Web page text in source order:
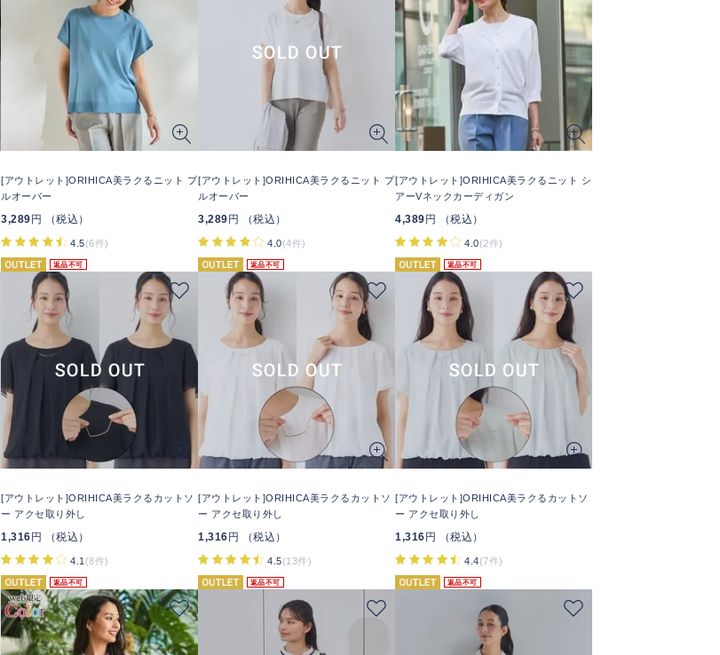
[アウトレット]ORIHICA美ラクるニット プ
ルオーバー
3,289 円 （税込）
4.5(6件)
[アウトレット]ORIHICA美ラクるニット プ
ルオーバー
3,289 円 （税込）
4.0(4件)
[アウトレット]ORIHICA美ラクるニット シ
アーVネックカーディガン
4,389 円 （税込）
4.0(2件)
返品不可
[アウトレット]ORIHICA美ラクるカットソ
ー アクセ取り外し
1,316 円 （税込）
4.1 (8件)
返品不可
[アウトレット]ORIHICA美ラクるカットソ
ー アクセ取り外し
1,316 円 （税込）
4.5(13件)
返品不可
[アウトレット]ORIHICA美ラクるカットソ
ー アクセ取り外し
1,316 円 （税込）
4.4(7件)
返品不可 返品不可 返品不可